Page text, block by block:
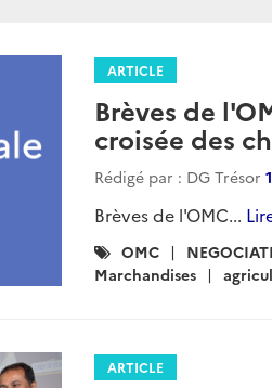
ARTICLE
Brèves de
croisée des
Rédigé par : DG Trésor
Brèves de l'OMC...
Catégories
:
OMC
Marchandises
ARTICLE